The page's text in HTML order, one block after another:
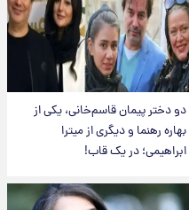
دو دختر پیمان قاسم‌خانی، یکی از
بهاره رهنما و دیگری از میترا
ابراهیمی؛ در یک قاب!